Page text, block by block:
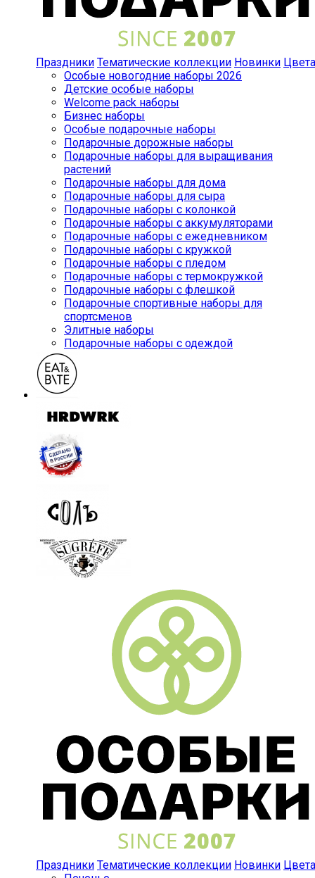
Праздники Тематические коллекции Новинки Цвета
Особые новогодние наборы 2026
Детские особые наборы
Welcome pack наборы
Бизнес наборы
Особые подарочные наборы
Подарочные дорожные наборы
Подарочные наборы для выращивания
растений
Подарочные наборы для дома
Подарочные наборы для сыра
Подарочные наборы с колонкой
Подарочные наборы с аккумуляторами
Подарочные наборы с ежедневником
Подарочные наборы с кружкой
Подарочные наборы с пледом
Подарочные наборы с термокружкой
Подарочные наборы с флешкой
Подарочные спортивные наборы для
спортсменов
Элитные наборы
Подарочные наборы с одеждой
Праздники Тематические коллекции Новинки Цвета